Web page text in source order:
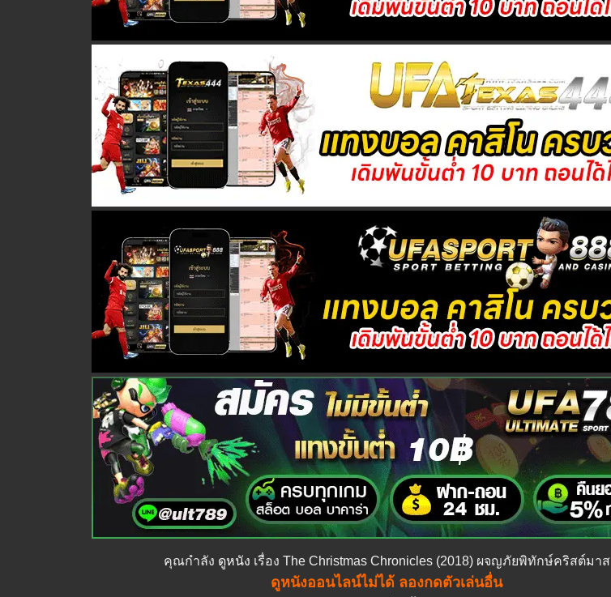
คุณกำลัง ดูหนัง เรื่อง The Christmas Chronicles (2018) ผจญภัยพิทักษ์คริสต์มาส
ดูหนังออนไลน์ไม่ได้ ลองกดตัวเล่นอื่น